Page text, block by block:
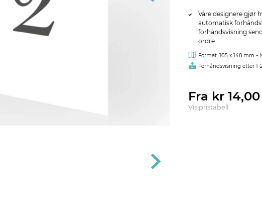
Våre designere gjør
automatisk
forhåndsvisning
ordre
Format: 105 x 148 mm -
Forhåndsvisning etter
Fra kr 14,00
Vis pristabell